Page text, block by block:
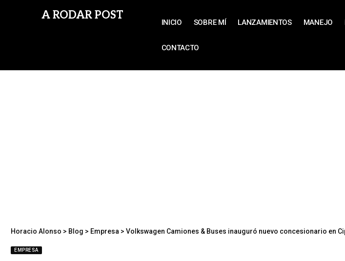
A RODAR POST
INICIO SOBRE MÍ LANZAMIENTOS MANEJO
CONTACTO
Horacio Alonso > Blog > Empresa > Volkswagen Camiones & Buses inauguró nuevo concesionario en
EMPRESA